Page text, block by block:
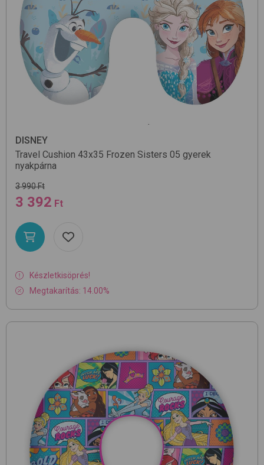
DISNEY
Travel Cushion 43x35 Frozen Sisters 05 gyerek
nyakpárna
3 990 Ft
3 392 Ft
Készletkisöprés!
Megtakarítás: 14.00%